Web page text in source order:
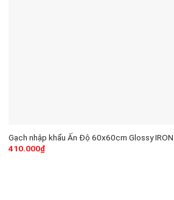
Gạch nhập khẩu Ấn Độ 60x60cm Glossy IRON
410.000₫